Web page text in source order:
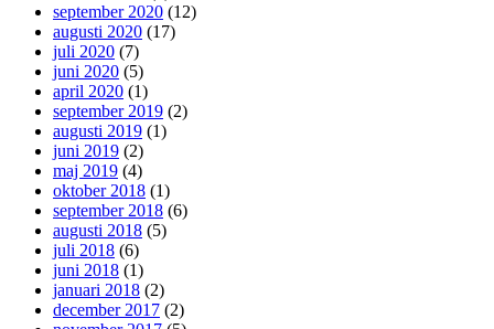
september 2020 (12)
augusti 2020 (17)
juli 2020 (7)
juni 2020 (5)
april 2020 (1)
september 2019 (2)
augusti 2019 (1)
juni 2019 (2)
maj 2019 (4)
oktober 2018 (1)
september 2018 (6)
augusti 2018 (5)
juli 2018 (6)
juni 2018 (1)
januari 2018 (2)
december 2017 (2)